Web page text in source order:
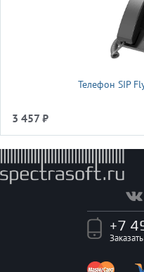
Телефон SIP
3 457 ₽
+7